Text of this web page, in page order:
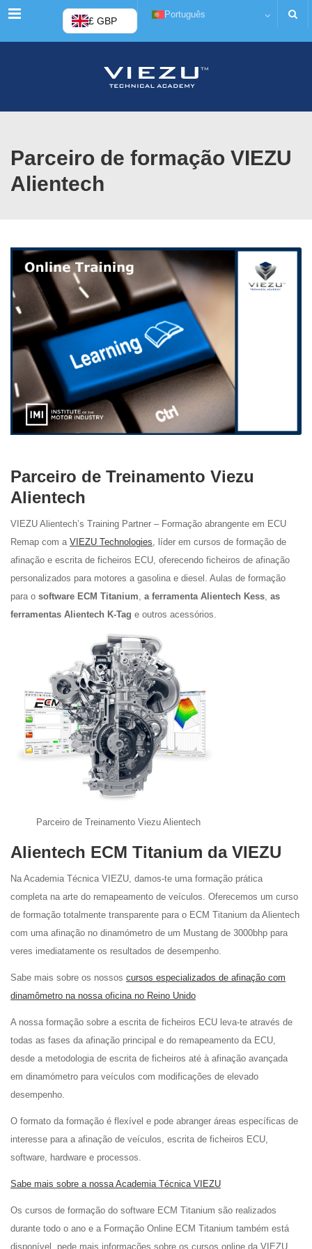
Cardápio £ GBP
Português
Parceiro de formação VIEZU
Alientech
Parceiro de Treinamento Viezu
Alientech
VIEZU Alientech’s Training Partner – Formação abrangente em ECU
Remap com a VIEZU Technologies, líder em cursos de formação de
afinação e escrita de ficheiros ECU, oferecendo ficheiros de afinação
personalizados para motores a gasolina e diesel. Aulas de formação
para o software ECM Titanium, a ferramenta Alientech Kess, as
ferramentas Alientech K-Tag e outros acessórios.
Parceiro de Treinamento Viezu Alientech
Alientech ECM Titanium da VIEZU
Na Academia Técnica VIEZU, damos-te uma formação prática
completa na arte do remapeamento de veículos. Oferecemos um curso
de formação totalmente transparente para o ECM Titanium da Alientech
com uma afinação no dinamómetro de um Mustang de 3000bhp para
veres imediatamente os resultados de desempenho.
Sabe mais sobre os nossos cursos especializados de afinação com
dinamômetro na nossa oficina no Reino Unido
A nossa formação sobre a escrita de ficheiros ECU leva-te através de
todas as fases da afinação principal e do remapeamento da ECU,
desde a metodologia de escrita de ficheiros até à afinação avançada
em dinamómetro para veículos com modificações de elevado
desempenho.
O formato da formação é flexível e pode abranger áreas específicas de
interesse para a afinação de veículos, escrita de ficheiros ECU,
software, hardware e processos.
Sabe mais sobre a nossa Academia Técnica VIEZU
Os cursos de formação do software ECM Titanium são realizados
durante todo o ano e a Formação Online ECM Titanium também está
disponível. pede mais informações sobre os cursos online da VIEZU.